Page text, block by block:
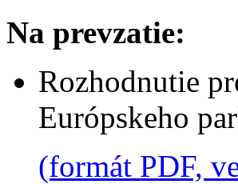
Na prevzatie:
Rozhodnutie
Európskeho
(formát PDF,